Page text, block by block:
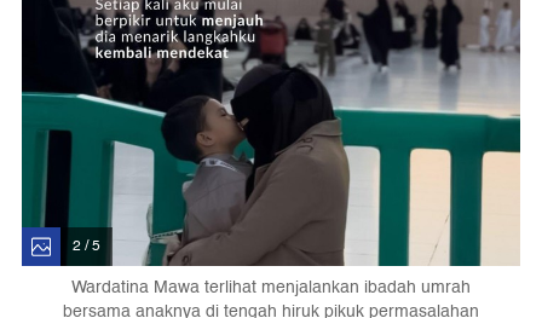
2 / 5
Wardatina Mawa terlihat menjalankan ibadah umrah
bersama anaknya di tengah hiruk pikuk permasalahan